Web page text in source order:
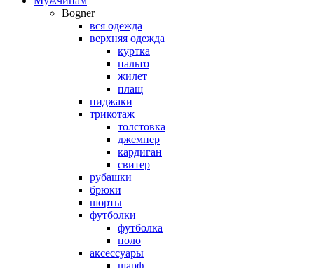
Bogner
вся одежда
верхняя одежда
куртка
пальто
жилет
плащ
пиджаки
трикотаж
толстовка
джемпер
кардиган
свитер
рубашки
брюки
шорты
футболки
футболка
поло
аксессуары
шарф